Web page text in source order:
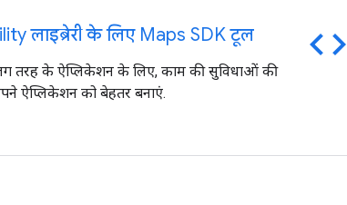
लाइब्रेरी के लिए Maps SDK टूल
तरह के ऐप्लिकेशन के लिए, काम की सुविधाओं की
ऐप्लिकेशन को बेहतर बनाएं.
code